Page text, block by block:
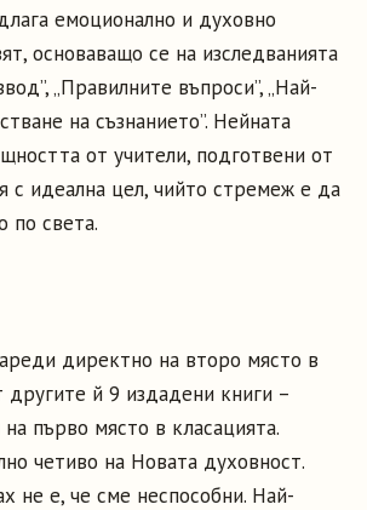
емоционално и духовно
основаващо се на изследванията
„Правилните въпроси”, „Най-
на съзнанието”. Нейната
от учители, подготвени от
с идеална цел, чийто стремеж е да
по света.
директно на второ място в
другите й 9 издадени книги –
първо място в класацията.
четиво на Новата духовност.
не е, че сме неспособни. Най-